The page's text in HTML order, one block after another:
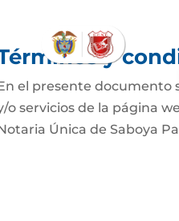
y
el presente documento
o servicios de la página
Única de Saboya